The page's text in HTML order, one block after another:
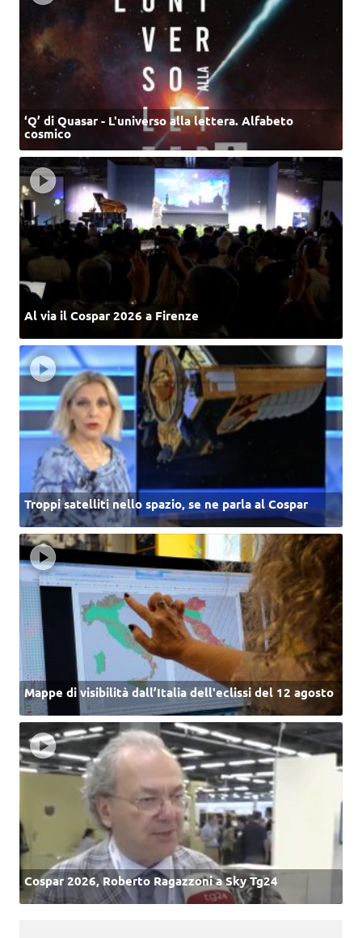
‘Q’ di Quasar - L'universo alla lettera. Alfabeto
cosmico
Al via il Cospar 2026 a Firenze
Troppi satelliti nello spazio, se ne parla al Cospar
Mappe di visibilità dall’Italia dell'eclissi del 12 agosto
Cospar 2026, Roberto Ragazzoni a Sky Tg24